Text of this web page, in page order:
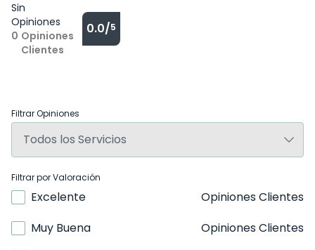
Sin
Opiniones
0 Opiniones
Clientes
0.0/5
Filtrar Opiniones
Filtrar por Valoración
Excelente
Opiniones Clientes
Muy Buena
Opiniones Clientes